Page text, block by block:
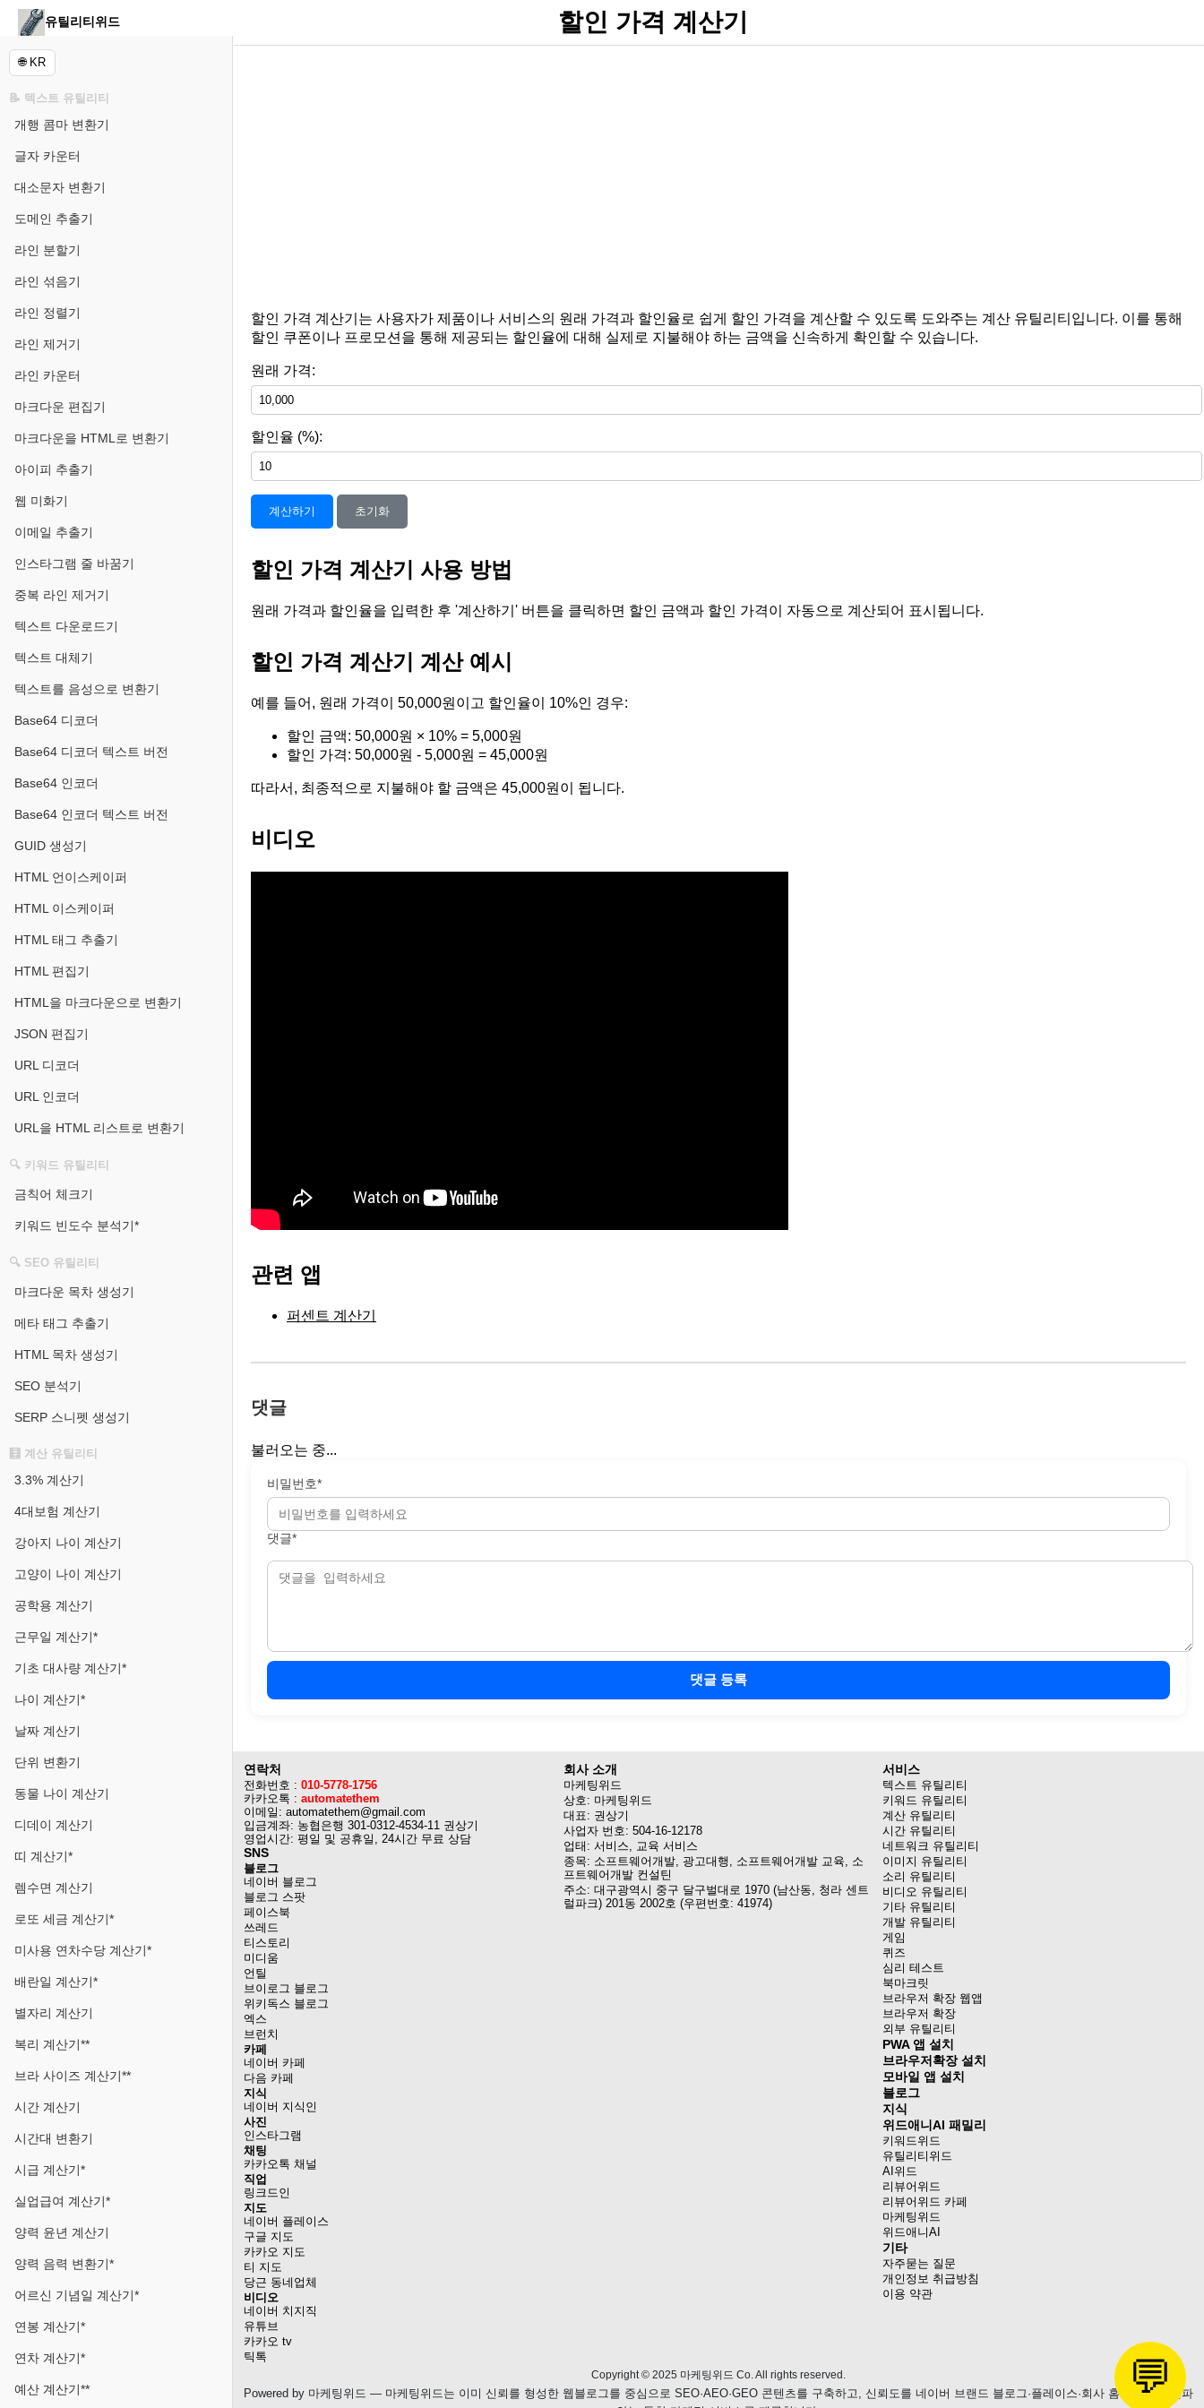
유틸리티위드 할인 가격 계산기
🌐 KR
📝 텍스트 유틸리티
개행 콤마 변환기
글자 카운터
대소문자 변환기
도메인 추출기
라인 분할기
라인 섞음기
라인 정렬기
라인 제거기
라인 카운터
마크다운 편집기
마크다운을 HTML로 변환기
아이피 추출기
웹 미화기
이메일 추출기
인스타그램 줄 바꿈기
중복 라인 제거기
텍스트 다운로드기
텍스트 대체기
텍스트를 음성으로 변환기
Base64 디코더
Base64 디코더 텍스트 버전
Base64 인코더
Base64 인코더 텍스트 버전
GUID 생성기
HTML 언이스케이퍼
HTML 이스케이퍼
HTML 태그 추출기
HTML 편집기
HTML을 마크다운으로 변환기
JSON 편집기
URL 디코더
URL 인코더
URL을 HTML 리스트로 변환기
🔍 키워드 유틸리티
금칙어 체크기
키워드 빈도수 분석기*
🔍 SEO 유틸리티
마크다운 목차 생성기
메타 태그 추출기
HTML 목차 생성기
SEO 분석기
SERP 스니펫 생성기
🧮 계산 유틸리티
3.3% 계산기
4대보험 계산기
강아지 나이 계산기
고양이 나이 계산기
공학용 계산기
근무일 계산기*
기초 대사량 계산기*
나이 계산기*
날짜 계산기
단위 변환기
동물 나이 계산기
디데이 계산기
띠 계산기*
렘수면 계산기
로또 세금 계산기*
미사용 연차수당 계산기*
배란일 계산기*
별자리 계산기
복리 계산기**
브라 사이즈 계산기**
시간 계산기
시간대 변환기
시급 계산기*
실업급여 계산기*
양력 윤년 계산기
양력 음력 변환기*
어르신 기념일 계산기*
연봉 계산기*
연차 계산기*
예산 계산기**
할인 가격 계산기는 사용자가 제품이나 서비스의 원래 가격과 할인율로 쉽게 할인 가격을 계산할 수 있도록 도와주는 계산 유틸리티입니다. 이를 통해
할인 쿠폰이나 프로모션을 통해 제공되는 할인율에 대해 실제로 지불해야 하는 금액을 신속하게 확인할 수 있습니다.
원래 가격:
할인율 (%):
계산하기 초기화
할인 가격 계산기 사용 방법
원래 가격과 할인율을 입력한 후 '계산하기' 버튼을 클릭하면 할인 금액과 할인 가격이 자동으로 계산되어 표시됩니다.
할인 가격 계산기 계산 예시
예를 들어, 원래 가격이 50,000원이고 할인율이 10%인 경우:
할인 금액: 50,000원 × 10% = 5,000원
할인 가격: 50,000원 - 5,000원 = 45,000원
따라서, 최종적으로 지불해야 할 금액은 45,000원이 됩니다.
비디오
관련 앱
퍼센트 계산기
댓글
불러오는 중...
비밀번호*
댓글*
댓글 등록
💬
연락처
전화번호 : 010-5778-1756
카카오톡 : automatethem
이메일: automatethem@gmail.com
입금계좌: 농협은행 301-0312-4534-11 권상기
영업시간: 평일 및 공휴일, 24시간 무료 상담
SNS
블로그
네이버 블로그
블로그 스팟
페이스북
쓰레드
티스토리
미디움
언틸
브이로그 블로그
위키독스 블로그
엑스
브런치
카페
네이버 카페
다음 카페
지식
네이버 지식인
사진
인스타그램
채팅
카카오톡 채널
직업
링크드인
지도
네이버 플레이스
구글 지도
카카오 지도
티 지도
당근 동네업체
비디오
네이버 치지직
유튜브
카카오 tv
틱톡
회사 소개
마케팅위드
상호: 마케팅위드
대표: 권상기
사업자 번호: 504-16-12178
업태: 서비스, 교육 서비스
종목: 소프트웨어개발, 광고대행, 소프트웨어개발 교육, 소
프트웨어개발 컨설틴
주소: 대구광역시 중구 달구벌대로 1970 (남산동, 청라 센트
럴파크) 201동 2002호 (우편번호: 41974)
서비스
텍스트 유틸리티
키워드 유틸리티
계산 유틸리티
시간 유틸리티
네트워크 유틸리티
이미지 유틸리티
소리 유틸리티
비디오 유틸리티
기타 유틸리티
개발 유틸리티
게임
퀴즈
심리 테스트
북마크릿
브라우저 확장 웹앱
브라우저 확장
외부 유틸리티
PWA 앱 설치
브라우저확장 설치
모바일 앱 설치
블로그
지식
위드애니AI 패밀리
키워드위드
유틸리티위드
AI위드
리뷰어위드
리뷰어위드 카페
마케팅위드
위드애니AI
기타
자주묻는 질문
개인정보 취급방침
이용 약관
Copyright © 2025 마케팅위드 Co. All rights reserved.
Powered by 마케팅위드 — 마케팅위드는 이미 신뢰를 형성한 웹블로그를 중심으로 SEO·AEO·GEO 콘텐츠를 구축하고, 신뢰도를 네이버 브랜드 블로그·플레이스·회사 홈페이지로 전파